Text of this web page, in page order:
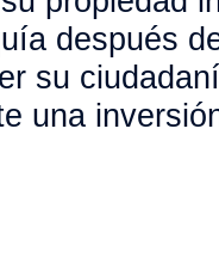
después
su
una